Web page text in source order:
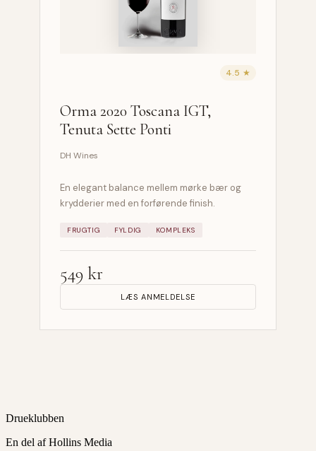
4.5 ★
Orma 2020 Toscana IGT,
Tenuta Sette Ponti
DH Wines
En elegant balance mellem mørke bær og
krydderier med en forførende finish.
FRUGTIG FYLDIG KOMPLEKS
549 kr
LÆS ANMELDELSE
Drueklubben
En del af Hollins Media